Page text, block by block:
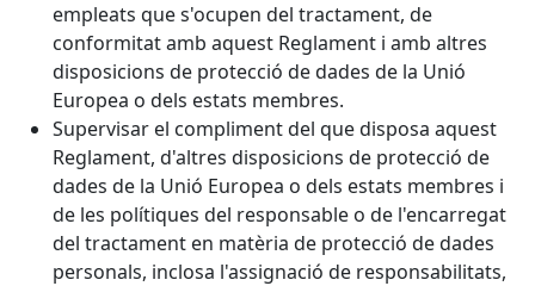
empleats que s'ocupen del tractament, de
conformitat amb aquest Reglament i amb altres
disposicions de protecció de dades de la Unió
Europea o dels estats membres.
Supervisar el compliment del que disposa aquest
Reglament, d'altres disposicions de protecció de
dades de la Unió Europea o dels estats membres i
de les polítiques del responsable o de l'encarregat
del tractament en matèria de protecció de dades
personals, inclosa l'assignació de responsabilitats,